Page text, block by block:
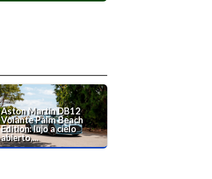
Aston Martin DB12
Volante Palm Beach
Edition: lujo a cielo
abierto,...